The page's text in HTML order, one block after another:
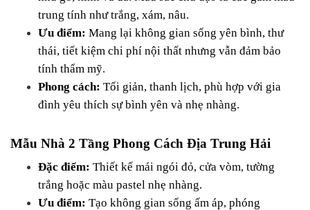
trung tính như trắng, xám, nâu.
Ưu điểm: Mang lại không gian sống yên bình, thư
thái, tiết kiệm chi phí nội thất nhưng vẫn đảm bảo
tính thẩm mỹ.
Phong cách: Tối giản, thanh lịch, phù hợp với gia
đình yêu thích sự bình yên và nhẹ nhàng.
Mẫu Nhà 2 Tầng Phong Cách Địa Trung Hải
Đặc điểm: Thiết kế mái ngói đỏ, cửa vòm, tường
trắng hoặc màu pastel nhẹ nhàng.
Ưu điểm: Tạo không gian sống ấm áp, phóng